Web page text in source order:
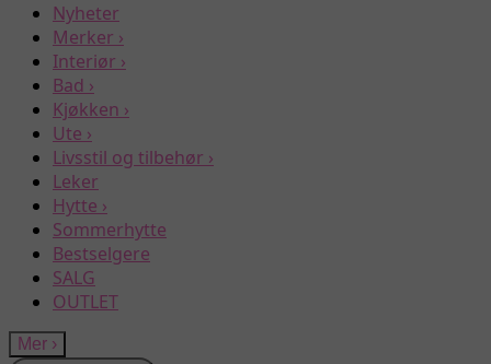
Nyheter
Merker ›
Interiør ›
Bad ›
Kjøkken ›
Ute ›
Livsstil og tilbehør ›
Leker
Hytte ›
Sommerhytte
Bestselgere
SALG
OUTLET
Mer ›